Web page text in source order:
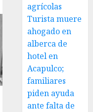
agrícolas
Turista muere
ahogado en
alberca de
hotel en
Acapulco;
familiares
piden ayuda
ante falta de